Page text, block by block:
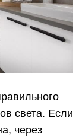
света. Если
через